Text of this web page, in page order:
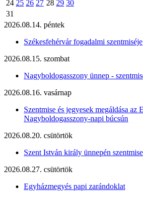
24 25 26 27 28 29 30
31
2026.08.14. péntek
Székesfehérvár fogadalmi szentmiséje
2026.08.15. szombat
Nagyboldogasszony ünnep -
2026.08.16. vasárnap
Szentmise és jegyesek megáldása az
Nagyboldogasszony-napi búcsún
2026.08.20. csütörtök
Szent István király ünnepén
2026.08.27. csütörtök
Egyházmegyés papi zarándoklat